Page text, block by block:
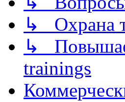
↳ Охрана
↳
trainings